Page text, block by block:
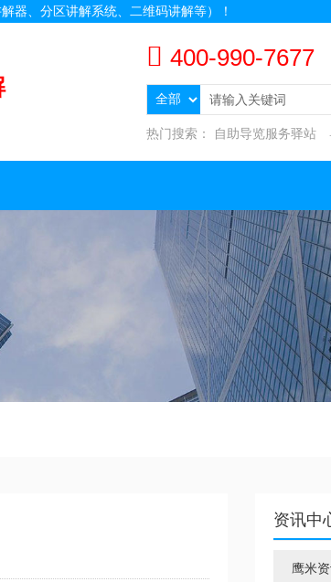
器、分区讲解系统、二维码讲解等）！
400-990-7677
热门搜索： 自助导览服务驿站
资讯中
鹰米